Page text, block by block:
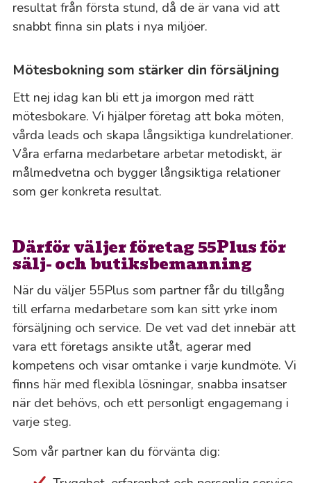
resultat från första stund, då de är vana vid att
snabbt finna sin plats i nya miljöer.
Mötesbokning som stärker din försäljning
Ett nej idag kan bli ett ja imorgon med rätt
mötesbokare. Vi hjälper företag att boka möten,
vårda leads och skapa långsiktiga kundrelationer.
Våra erfarna medarbetare arbetar metodiskt, är
målmedvetna och bygger långsiktiga relationer
som ger konkreta resultat.
Därför väljer företag 55Plus för
sälj- och butiksbemanning
När du väljer 55Plus som partner får du tillgång
till erfarna medarbetare som kan sitt yrke inom
försäljning och service. De vet vad det innebär att
vara ett företags ansikte utåt, agerar med
kompetens och visar omtanke i varje kundmöte. Vi
finns här med flexibla lösningar, snabba insatser
när det behövs, och ett personligt engagemang i
varje steg.
Som vår partner kan du förvänta dig: